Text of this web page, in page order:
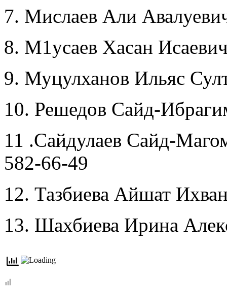
7. Мислаев Али
8. М1усаев Хасан
9. Муцулханов Ильяс
10. Решедов Сайд-
11 .Сайдулаев Сайд-
582-66-49
12. Тазбиева Айшат
13. Шахбиева Ирина